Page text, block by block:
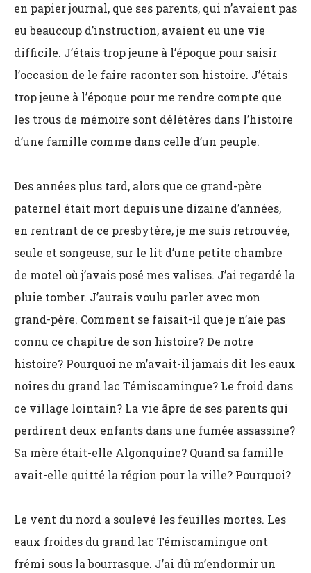
en papier journal, que ses parents, qui n’avaient pas
eu beaucoup d’instruction, avaient eu une vie
difficile. J’étais trop jeune à l’époque pour saisir
l’occasion de le faire raconter son histoire. J’étais
trop jeune à l’époque pour me rendre compte que
les trous de mémoire sont délétères dans l’histoire
d’une famille comme dans celle d’un peuple.
Des années plus tard, alors que ce grand-père
paternel était mort depuis une dizaine d’années,
en rentrant de ce presbytère, je me suis retrouvée,
seule et songeuse, sur le lit d’une petite chambre
de motel où j’avais posé mes valises. J’ai regardé la
pluie tomber. J’aurais voulu parler avec mon
grand-père. Comment se faisait-il que je n’aie pas
connu ce chapitre de son histoire? De notre
histoire? Pourquoi ne m’avait-il jamais dit les eaux
noires du grand lac Témiscamingue? Le froid dans
ce village lointain? La vie âpre de ses parents qui
perdirent deux enfants dans une fumée assassine?
Sa mère était-elle Algonquine? Quand sa famille
avait-elle quitté la région pour la ville? Pourquoi?
Le vent du nord a soulevé les feuilles mortes. Les
eaux froides du grand lac Témiscamingue ont
frémi sous la bourrasque. J’ai dû m’endormir un